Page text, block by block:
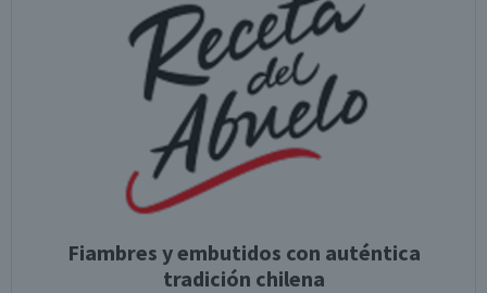
Fiambres y embutidos con auténtica
tradición chilena